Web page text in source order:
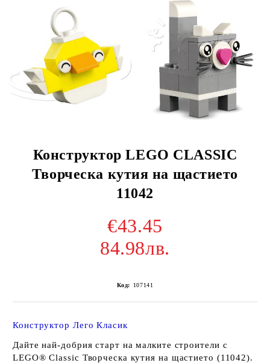
Конструктор LEGO CLASSIC
Творческа кутия на щастието
11042
€43.45
84.98лв.
Код: 107141
Конструктор Лего Класик
Дайте най-добрия старт на малките строители с
LEGO® Classic Творческа кутия на щастието (11042).